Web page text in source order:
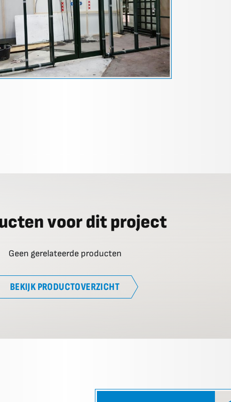
voor dit project
Geen gerelateerde producten
BEKIJK PRODUCTOVERZICHT